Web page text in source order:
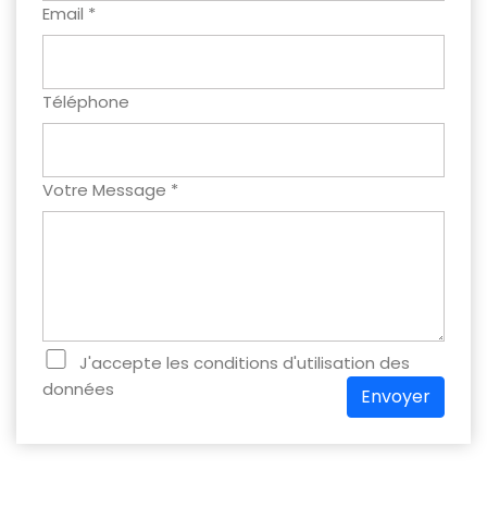
Email *
Téléphone
Votre Message *
J'accepte les conditions d'utilisation des
données
Envoyer